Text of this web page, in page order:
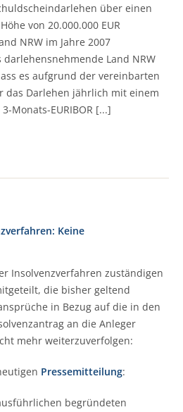
über einen
von 20.000.000 EUR
NRW im Jahre 2007
Land NRW
es aufgrund der vereinbarten
das Darlehen jährlich mit einem
Monats-EURIBOR [...]
Keine
Insolvenzverfahren zuständigen
die bisher geltend
in Bezug auf die in den
an die Anleger
mehr weiterzuverfolgen:
Pressemitteilung:
begründeten